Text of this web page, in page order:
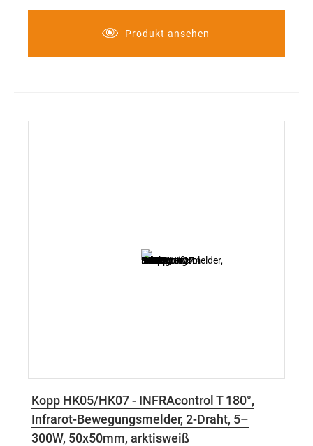
Produkt ansehen
Kopp HK05/HK07 - INFRAcontrol T 180°,
Infrarot-Bewegungsmelder, 2-Draht, 5–
300W, 50x50mm, arktisweiß